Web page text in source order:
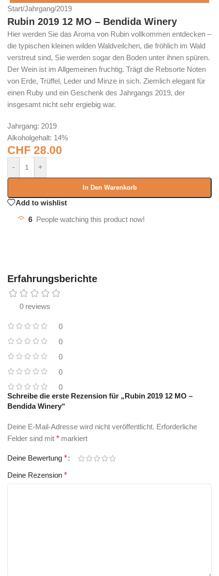
Start/Jahrgang/2019
Rubin 2019 12 MO – Bendida Winery
Hier werden Sie das Aroma von Rubin vollkommen entdecken –
die typischen kleinen wilden Waldveilchen, die fröhlich im Wald
verstreut sind, Sie werden sogar den Boden unter ihnen spüren.
Der Wein ist im Allgemeinen fruchtig. Trägt die Rebsorte Noten
von Erde, Trüffel, Leder und Minze in sich. Ziemlich elegant für
einen Ruby und ein Geschenk des Jahrgangs 2019, der
insgesamt nicht sehr ergiebig war.
Jahrgang: 2019
Alkoholgehalt: 14%
CHF 28.00
- +
In Den Warenkorb
Add to wishlist
6 People watching this product now!
Erfahrungsberichte
0 reviews
0
0
0
0
0
Schreibe die erste Rezension für „Rubin 2019 12 MO –
Bendida Winery“
Deine E-Mail-Adresse wird nicht veröffentlicht. Erforderliche
Felder sind mit * markiert
Deine Bewertung *
Deine Rezension *